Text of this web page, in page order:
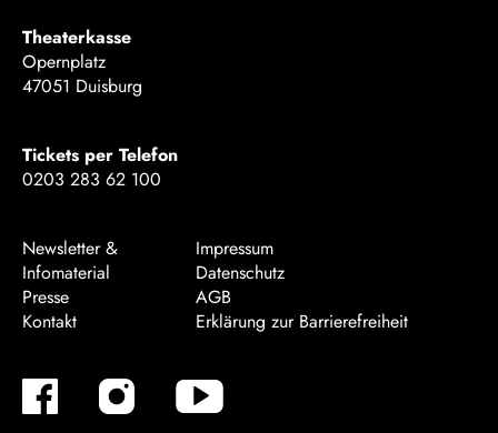
Theaterkasse
Opernplatz
47051 Duisburg
Tickets per Telefon
0203 283 62 100
Newsletter &
Infomaterial
Presse
Kontakt
Impressum
Datenschutz
AGB
Erklärung zur Barrierefreiheit